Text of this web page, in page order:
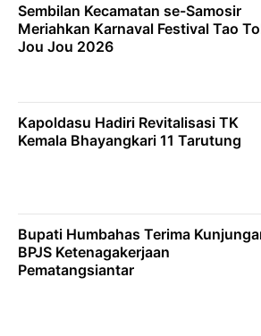
Sembilan Kecamatan se-Samosir
Meriahkan Karnaval Festival Tao
Jou Jou 2026
Kapoldasu Hadiri Revitalisasi TK
Kemala Bhayangkari 11 Tarutung
Bupati Humbahas Terima
BPJS Ketenagakerjaan
Pematangsiantar